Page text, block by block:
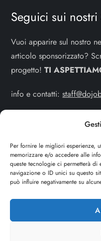
Per fornire le migliori esperienze,
memorizzare e/o accedere alle
queste tecnologie ci permetterà
navigazione o ID unici su questo
può influire negativamente su
Seguici sui nostri
Vuoi apparire sul nostro
articolo sponsorizzato?
progetto!TI
info e contatti:
legale in Via delle Sirene
IT13402731007
Cerca